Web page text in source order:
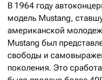
В 1964 году
модель Mustang,
американской
Mustang был
свободы и
поколения. Это